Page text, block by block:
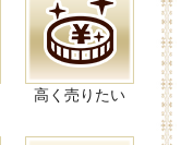
高く売りたい